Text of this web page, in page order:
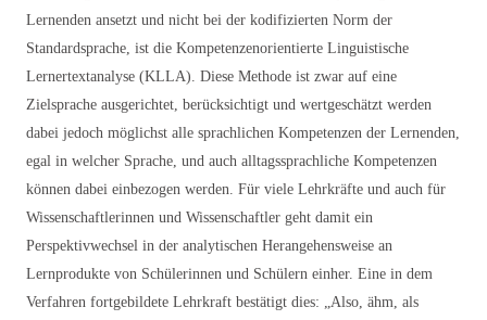
Lernenden ansetzt und nicht bei der kodifizierten Norm der
Standardsprache, ist die Kompetenzenorientierte Linguistische
Lernertextanalyse (KLLA). Diese Methode ist zwar auf eine
Zielsprache ausgerichtet, berücksichtigt und wertgeschätzt werden
dabei jedoch möglichst alle sprachlichen Kompetenzen der Lernenden,
egal in welcher Sprache, und auch alltagssprachliche Kompetenzen
können dabei einbezogen werden. Für viele Lehrkräfte und auch für
Wissenschaftlerinnen und Wissenschaftler geht damit ein
Perspektivwechsel in der analytischen Herangehensweise an
Lernprodukte von Schülerinnen und Schülern einher. Eine in dem
Verfahren fortgebildete Lehrkraft bestätigt dies: „Also, ähm, als